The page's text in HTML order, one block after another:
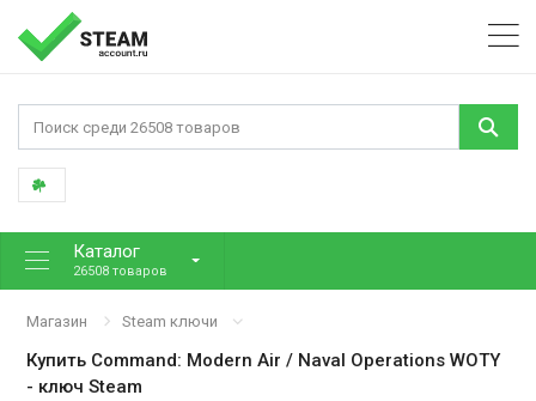
Каталог
26508 товаров
Магазин Steam ключи
Купить Command: Modern Air / Naval Operations WOTY
- ключ Steam